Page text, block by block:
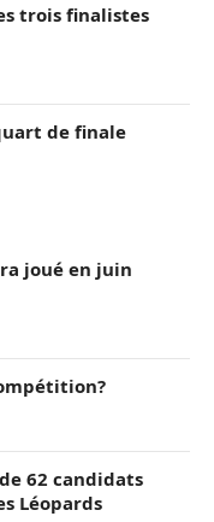
trois finalistes
de finale
joué en juin
62 candidats
Léopards